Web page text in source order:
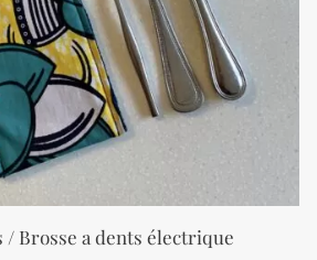
/ Brosse a dents électrique